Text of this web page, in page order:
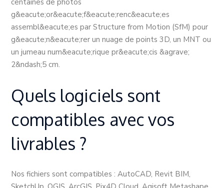
centaines de photos
g&eacute;or&eacute;f&eacute;renc&eacute;es
assembl&eacute;es par Structure from Motion (SfM) pour
g&eacute;n&eacute;rer un nuage de points 3D, un MNT ou
un jumeau num&eacute;rique pr&eacute;cis &agrave;
2&ndash;5 cm.
Quels logiciels sont
compatibles avec vos
livrables ?
Nos fichiers sont compatibles : AutoCAD, Revit BIM,